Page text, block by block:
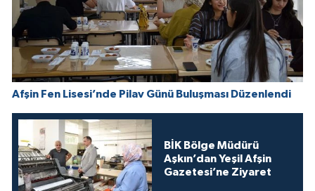
Afşin Fen Lisesi’nde Pilav Günü Buluşması Düzenlendi
BİK Bölge Müdürü
Aşkın’dan Yeşil Afşin
Gazetesi’ne Ziyaret